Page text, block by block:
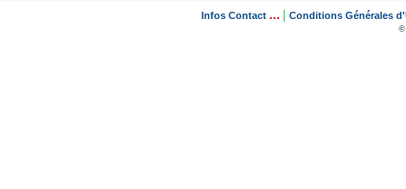
Infos Contact ... Conditions Générales
©